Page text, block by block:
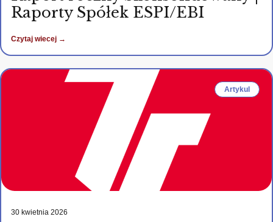
Raporty Spółek ESPI/EBI
Czytaj wiecej →
Artykul
30 kwietnia 2026